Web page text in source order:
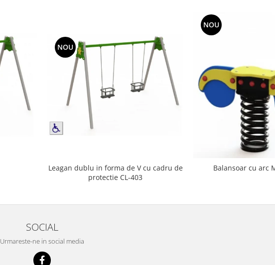
NOU
Leagan dublu in forma de V cu cadru de
protectie CL-403
NOU
Balansoar cu arc
SOCIAL
Urmareste-ne in social media